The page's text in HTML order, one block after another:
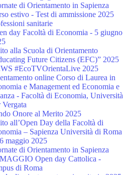
di Orientamento in Sapienza
estivo - Test di ammissione 2025
sanitarie
day Facoltà di Economia - 5 giugno
alla Scuola di Orientamento
Future Citizens (EFC)” 2025
#EcoTVOrientaLive 2025
online Corso di Laurea in
e Management ed Economia e
- Facoltà di Economia, Università
Vergata
Onore al Merito 2025
all’Open Day della Facoltà di
– Sapienza Università di Roma
maggio 2025
di Orientamento in Sapienza
Open day Cattolica -
di Roma